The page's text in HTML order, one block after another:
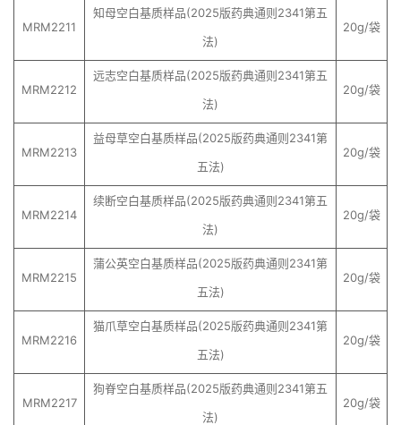
MRM2211
知母空白基质样品(2025版药典通则2341第五
法)
20g/袋
MRM2212
远志空白基质样品(2025版药典通则2341第五
法)
20g/袋
MRM2213
益母草空白基质样品(2025版药典通则2341第
五法)
20g/袋
MRM2214
续断空白基质样品(2025版药典通则2341第五
法)
20g/袋
MRM2215
蒲公英空白基质样品(2025版药典通则2341第
五法)
20g/袋
MRM2216
猫爪草空白基质样品(2025版药典通则2341第
五法)
20g/袋
MRM2217
狗脊空白基质样品(2025版药典通则2341第五
法)
20g/袋